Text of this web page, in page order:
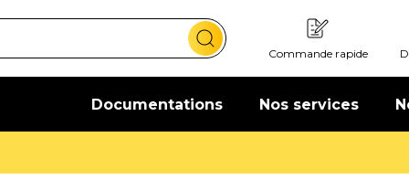
Commande rapide
Documentations Nos services